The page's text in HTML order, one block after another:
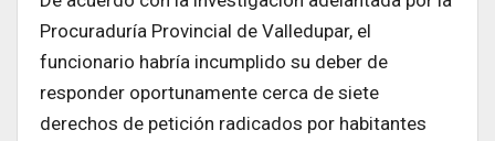
Procuraduría Provincial de Valledupar, el
funcionario habría incumplido su deber de
responder oportunamente cerca de siete
derechos de petición radicados por habitantes